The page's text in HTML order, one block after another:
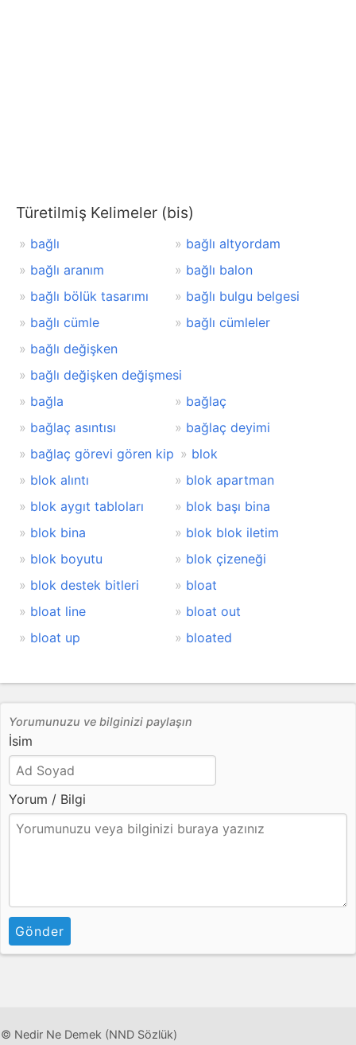
Türetilmiş Kelimeler (bis)
bağlı
bağlı altyordam
bağlı aranım
bağlı balon
bağlı bölük tasarımı
bağlı bulgu belgesi
bağlı cümle
bağlı cümleler
bağlı değişken
bağlı değişken değişmesi
bağla
bağlaç
bağlaç asıntısı
bağlaç deyimi
bağlaç görevi gören kip
blok
blok alıntı
blok apartman
blok aygıt tabloları
blok başı bina
blok bina
blok blok iletim
blok boyutu
blok çizeneği
blok destek bitleri
bloat
bloat line
bloat out
bloat up
bloated
Yorumunuzu ve bilginizi paylaşın
İsim
Yorum / Bilgi
Gönder
© Nedir Ne Demek (NND Sözlük)